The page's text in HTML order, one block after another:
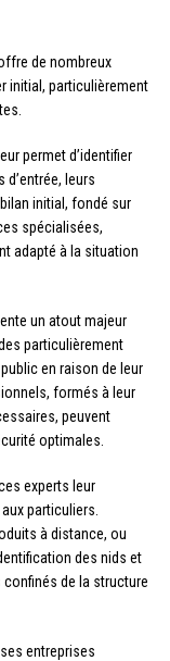
de nombreux
initial, particulièrement
permet d’identifier
leurs
initial, fondé sur
spécialisées,
adapté à la situation
un atout majeur
particulièrement
en raison de leur
formés à leur
peuvent
optimales.
experts leur
particuliers.
à distance, ou
des nids et
de la structure
entreprises